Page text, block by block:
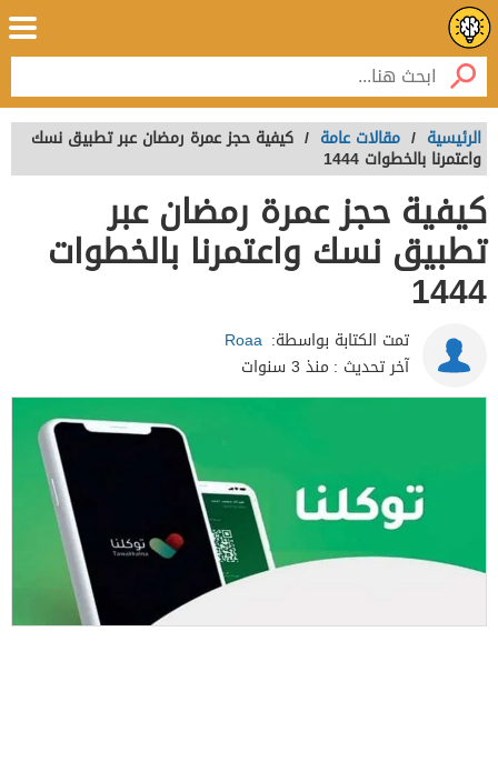
الرئيسية / مقالات عامة / كيفية حجز عمرة رمضان عبر تطبيق نسك
واعتمرنا بالخطوات 1444
كيفية حجز عمرة رمضان عبر
تطبيق نسك واعتمرنا بالخطوات
1444
تمت الكتابة بواسطة: Roaa
آخر تحديث : منذ 3 سنوات